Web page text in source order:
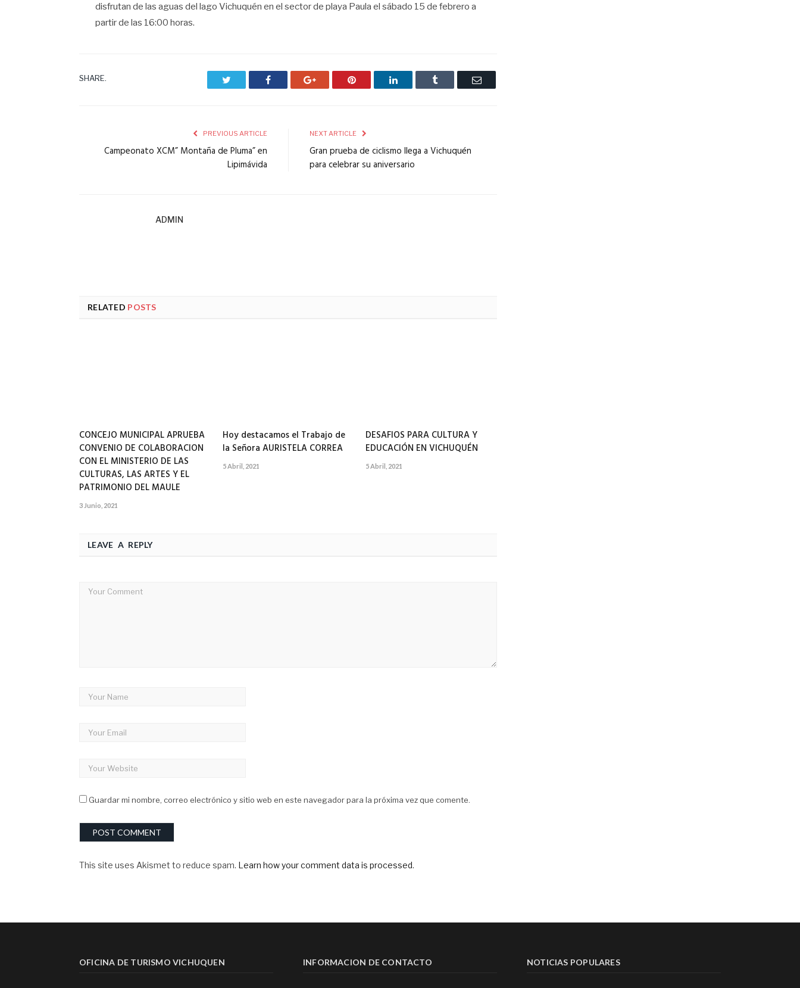
disfrutan de las aguas del lago Vichuquén en el sector de playa Paula el sábado 15 de febrero a
partir de las 16:00 horas.
SHARE. Facebook Google+ Pinterest LinkedIn Tumblr Email
PREVIOUS ARTICLE
Campeonato XCM” Montaña de Pluma” en
Lipimávida
NEXT ARTICLE
Gran prueba de ciclismo llega a Vichuquén
para celebrar su aniversario
ADMIN
RELATED POSTS
CONCEJO MUNICIPAL APRUEBA
CONVENIO DE COLABORACION
CON EL MINISTERIO DE LAS
CULTURAS, LAS ARTES Y EL
PATRIMONIO DEL MAULE
3 Junio, 2021
Hoy destacamos el Trabajo de
la Señora AURISTELA CORREA
5 Abril, 2021
DESAFIOS PARA CULTURA Y
EDUCACIÓN EN VICHUQUÉN
5 Abril, 2021
LEAVE A REPLY
Guardar mi nombre, correo electrónico y sitio web en este navegador para la próxima vez que comente.
This site uses Akismet to reduce spam. Learn how your comment data is processed.
OFICINA DE TURISMO VICHUQUEN INFORMACION DE CONTACTO NOTICIAS POPULARES